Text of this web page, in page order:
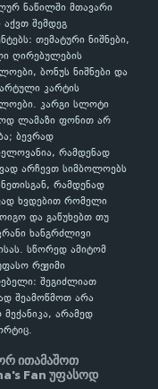
ნაწილში მთავარი
შემდეგ
თემატური ნიშნები,
ღირებულების
ბონუს ნიშნები და
კარტის
კარგი სლოტი
ლამაზი ფონით არ
ბევრად
რამდენად
არჩევთ სიმბოლოებს
რამდენად
ხვდებით რომელი
და გაწუხებთ თუ
ხანგრძლივი
სწორედ ამიტომ
რეჟიმი
შეგიძლიათ
შეამოწმოთ არა
არამედ
ითამაშოთ
Fan უფასოდ